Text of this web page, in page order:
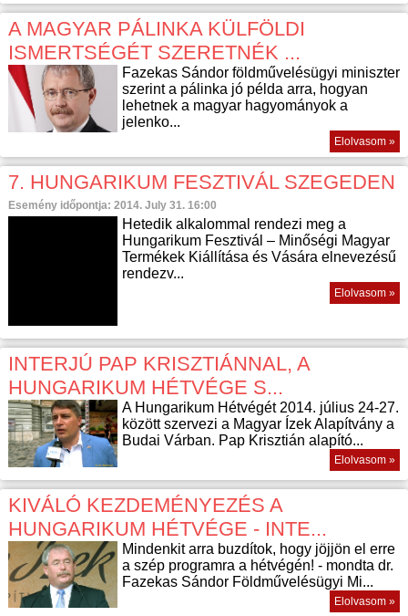
A MAGYAR PÁLINKA KÜLFÖLDI
ISMERTSÉGÉT SZERETNÉK ...
Fazekas Sándor földművelésügyi miniszter
szerint a pálinka jó példa arra, hogyan
lehetnek a magyar hagyományok a
jelenko...
Elolvasom »
7. HUNGARIKUM FESZTIVÁL SZEGEDEN
Esemény időpontja: 2014. July 31. 16:00
Hetedik alkalommal rendezi meg a
Hungarikum Fesztivál – Minőségi Magyar
Termékek Kiállítása és Vására elnevezésű
rendezv...
Elolvasom »
INTERJÚ PAP KRISZTIÁNNAL, A
HUNGARIKUM HÉTVÉGE S...
A Hungarikum Hétvégét 2014. július 24-27.
között szervezi a Magyar Ízek Alapítvány a
Budai Várban. Pap Krisztián alapító...
Elolvasom »
KIVÁLÓ KEZDEMÉNYEZÉS A
HUNGARIKUM HÉTVÉGE - INTE...
Mindenkit arra buzdítok, hogy jöjjön el erre
a szép programra a hétvégén! - mondta dr.
Fazekas Sándor Földművelésügyi Mi...
Elolvasom »